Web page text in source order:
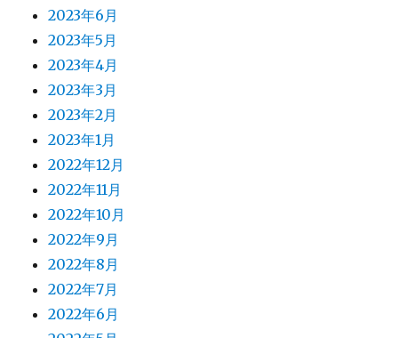
2023年6月
2023年5月
2023年4月
2023年3月
2023年2月
2023年1月
2022年12月
2022年11月
2022年10月
2022年9月
2022年8月
2022年7月
2022年6月